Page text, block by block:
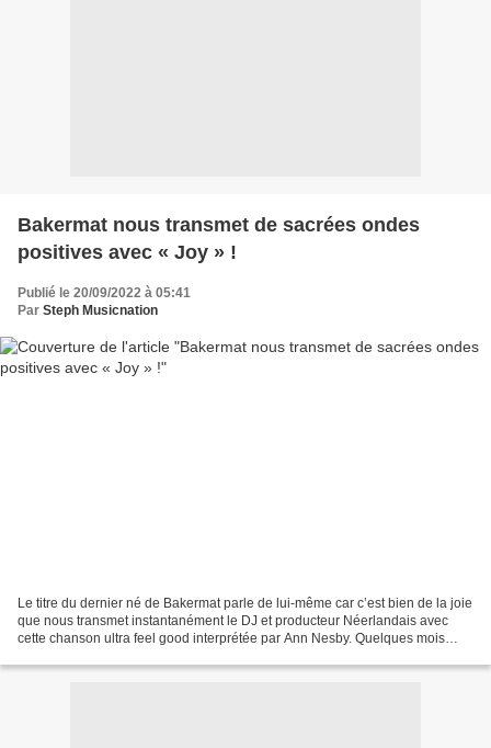
Bakermat nous transmet de sacrées ondes
positives avec « Joy » !
Publié le 20/09/2022 à 05:41
Par Steph Musicnation
Le titre du dernier né de Bakermat parle de lui-même car c’est bien de la joie
que nous transmet instantanément le DJ et producteur Néerlandais avec
cette chanson ultra feel good interprétée par Ann Nesby. Quelques mois